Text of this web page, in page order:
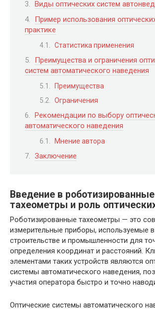
Виды оптических систем
Пример использования
практике
Статистика применения
Преимущества и ограничения
систем автоматического наведения
Преимущества
Ограничения
Рекомендации по выбору
автоматического наведения
Мнение автора
Заключение
Введение в роботизированные
тахеометры и роль
Роботизированные тахеометры — это
измерительные приборы, используемые в
строительстве и промышленности для
определения координат и расстояний.
элементами таких устройств являются
системы автоматического наведения,
участия оператора быстро и точно
Оптические системы автоматического